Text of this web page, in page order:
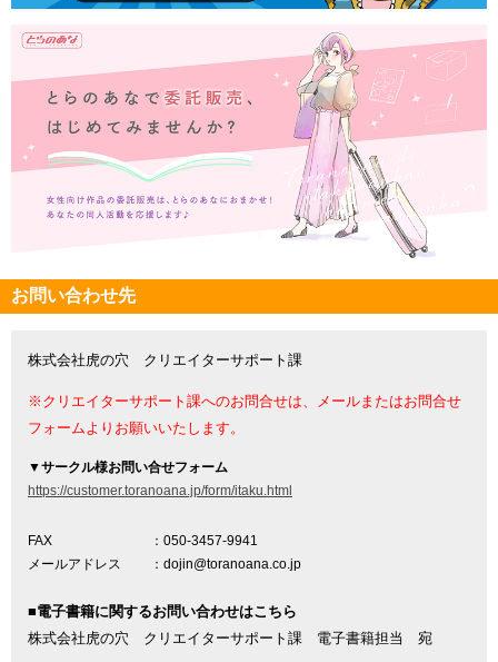
お問い合わせ先
株式会社虎の穴 クリエイターサポート課
※クリエイターサポート課へのお問合せは、メールまたはお問合せ
フォームよりお願いいたします。
▼サークル様お問い合せフォーム
https://customer.toranoana.jp/form/itaku.html
FAX
：050-3457-9941
メールアドレス
：dojin@toranoana.co.jp
■電子書籍に関するお問い合わせはこちら
株式会社虎の穴 クリエイターサポート課 電子書籍担当 宛